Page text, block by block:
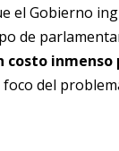
el Gobierno
de
costo
del